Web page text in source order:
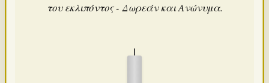
του εκλιπόντος - Δωρεάν και Ανώνυμα.